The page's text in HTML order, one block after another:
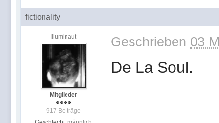
fictionality
Illuminaut
Mitglieder
917 Beiträge
Geschrieben 03
De La Soul.